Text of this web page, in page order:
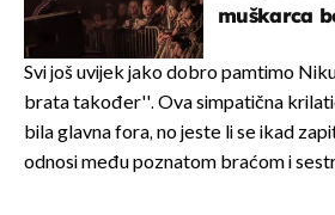
muškarca
Svi još uvijek jako dobro pamtimo
brata također''. Ova simpatična
bila glavna fora, no jeste li se ikad
odnosi među poznatom braćom i